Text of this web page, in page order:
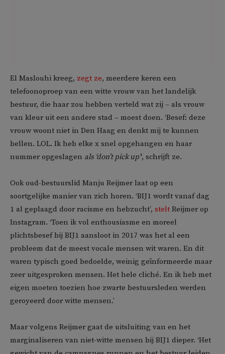
El Maslouhi kreeg, zegt ze, meerdere keren een
telefoonoproep van een witte vrouw van het landelijk
bestuur, die haar zou hebben verteld wat zij – als vrouw
van kleur uit een andere stad – moest doen. ‘Besef: deze
vrouw woont niet in Den Haag en denkt mij te kunnen
bellen. LOL. Ik heb elke x snel opgehangen en haar
nummer opgeslagen als ‘don’t pick up’‘, schrijft ze.
Ook oud-bestuurslid Manju Reijmer laat op een
soortgelijke manier van zich horen. ‘BIJ1 wordt vanaf dag
1 al geplaagd door racisme en hebzucht’, stelt Reijmer op
Instagram. ‘Toen ik vol enthousiasme en moreel
plichtsbesef bij BIJ1 aansloot in 2017 was het al een
probleem dat de meest vocale mensen wit waren. En dit
waren typisch goed bedoelde, weinig geïnformeerde maar
zeer uitgesproken mensen. Het hele cliché. En ik heb met
eigen moeten toezien hoe zwarte bestuursleden werden
geroyeerd door witte mensen.’
Maar volgens Reijmer gaat de uitsluiting van en het
marginaliseren van niet-witte mensen bij BIJ1 dieper. ‘Het